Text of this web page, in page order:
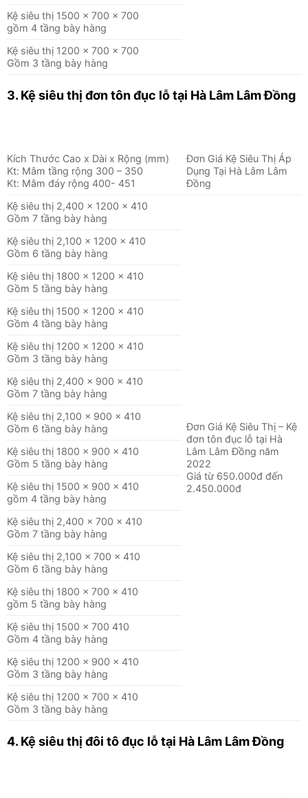
Kệ siêu thị 1500 x 700 x 700
gồm 4 tầng bày hàng
Kệ siêu thị 1200 x 700 x 700
Gồm 3 tầng bày hàng
3. Kệ siêu thị đơn tôn đục lỗtại Hà Lâm Lâm Đồng
Kích Thước Cao x Dài x Rộng (mm)
Kt: Mâm tầng rộng 300 – 350
Kt: Mâm đáy rộng 400- 451
Đơn Giá Kệ Siêu Thị Áp
Dụng Tại Hà Lâm Lâm
Đồng
Kệ siêu thị 2,400 x 1200 x 410
Gồm 7 tầng bày hàng
Đơn Giá Kệ Siêu Thị – Kệ
đơn tôn đục lỗ tại Hà
Lâm Lâm Đồng năm
2022
Giá từ 650.000đ đến
2.450.000đ
Kệ siêu thị 2,100 x 1200 x 410
Gồm 6 tầng bày hàng
Kệ siêu thị 1800 x 1200 x 410
Gồm 5 tầng bày hàng
Kệ siêu thị 1500 x 1200 x 410
Gồm 4 tầng bày hàng
Kệ siêu thị 1200 x 1200 x 410
Gồm 3 tầng bày hàng
Kệ siêu thị 2,400 x 900 x 410
Gồm 7 tầng bày hàng
Kệ siêu thị 2,100 x 900 x 410
Gồm 6 tầng bày hàng
Kệ siêu thị 1800 x 900 x 410
Gồm 5 tầng bày hàng
Kệ siêu thị 1500 x 900 x 410
gồm 4 tầng bày hàng
Kệ siêu thị 2,400 x 700 x 410
Gồm 7 tầng bày hàng
Kệ siêu thị 2,100 x 700 x 410
Gồm 6 tầng bày hàng
Kệ siêu thị 1800 x 700 x 410
gồm 5 tầng bày hàng
Kệ siêu thị 1500 x 700 410
Gồm 4 tầng bày hàng
Kệ siêu thị 1200 x 900 x 410
Gồm 3 tầng bày hàng
Kệ siêu thị 1200 x 700 x 410
Gồm 3 tầng bày hàng
4. Kệ siêu thị đôi tô đục lỗtại Hà Lâm Lâm Đồng